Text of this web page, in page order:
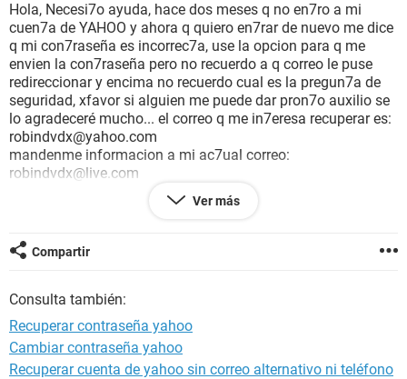
Hola, Necesi7o ayuda, hace dos meses q no en7ro a mi
cuen7a de YAHOO y ahora q quiero en7rar de nuevo me dice
q mi con7raseña es incorrec7a, use la opcion para q me
envien la con7raseña pero no recuerdo a q correo le puse
redireccionar y encima no recuerdo cual es la pregun7a de
seguridad, xfavor si alguien me puede dar pron7o auxilio se
lo agradeceré mucho... el correo q me in7eresa recuperar es:
robindvdx@yahoo.com
mandenme informacion a mi ac7ual correo:
robindvdx@live.com
espero resúes7a Gracias.
Ver más
Compartir
Consulta también:
Recuperar contraseña yahoo
Cambiar contraseña yahoo
Recuperar cuenta de yahoo sin correo alternativo ni teléfono